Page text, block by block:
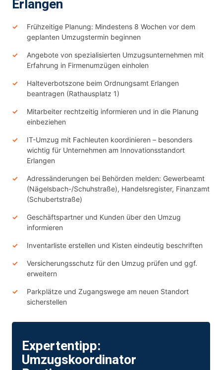
Erlangen
Frühzeitige Planung: Mindestens 8 Wochen vor dem
geplanten Umzugstermin beginnen
Angebote von spezialisierten Umzugsunternehmen mit
Erfahrung in Firmenumzügen einholen
Halteverbotszone beim Ordnungsamt Erlangen
beantragen (Rathausplatz 1)
Mitarbeiter rechtzeitig informieren und in die Planung
einbeziehen
IT-Umzug mit Fachleuten koordinieren – besonders
wichtig für Unternehmen am Innovationsstandort
Erlangen
Adressänderungen bei Behörden melden: Gewerbeamt
(Nägelsbach-/Schuhstraße), Handelsregister, Finanzamt
(Schubertstraße)
Geschäftspartner und Kunden über den Umzug
informieren
Inventarliste erstellen und Kisten eindeutig beschriften
Versicherungsschutz für den Umzug prüfen und ggf.
erweitern
Parkplätze und Zugangswege am neuen Standort
sicherstellen
Expertentipp:
Umzugskoordinator